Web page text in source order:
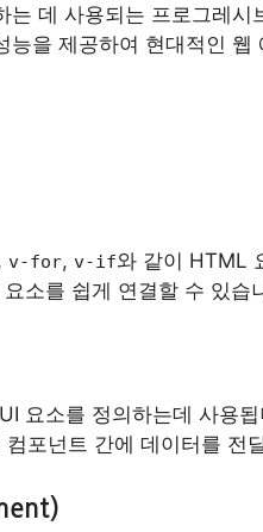
데 사용되는 프로그레시
을 제공하여 현대적인 웹
v-for, v-if와 같이 HTML
소를 쉽게 연결할 수 있습
요소를 정의하는데 사용
포넌트 간에 데이터를 전